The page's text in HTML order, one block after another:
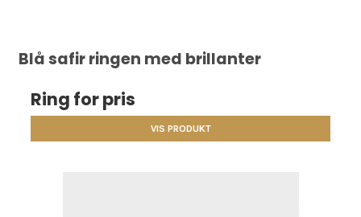
Blå safir ringen med brillanter
Ring for pris
VIS PRODUKT